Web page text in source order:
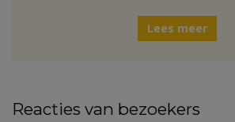
Lees meer
Reacties van bezoekers